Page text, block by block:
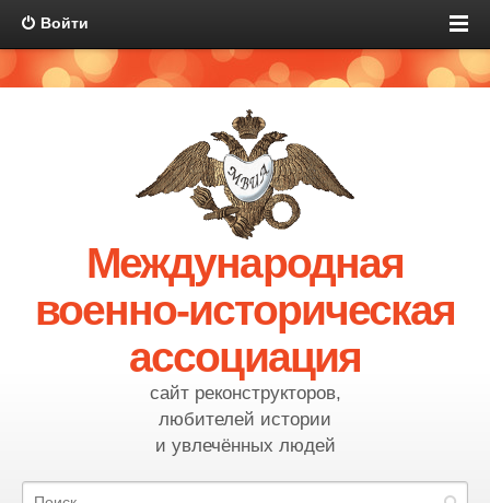
Войти
Международная
военно-историческая
ассоциация
сайт реконструкторов,
любителей истории
и увлечённых людей